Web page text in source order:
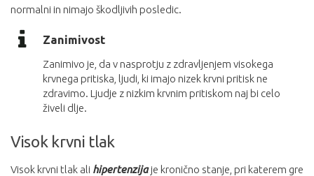
normalni in nimajo škodljivih posledic.
Zanimivost
Zanimivo je, da v nasprotju z zdravljenjem visokega
krvnega pritiska, ljudi, ki imajo nizek krvni pritisk ne
zdravimo. Ljudje z nizkim krvnim pritiskom naj bi celo
živeli dlje.
Visok krvni tlak
Visok krvni tlak ali hipertenzijaje kronično stanje, pri katerem gre